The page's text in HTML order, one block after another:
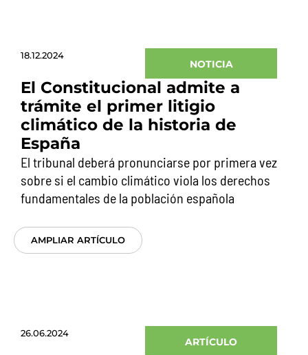
18.12.2024
NOTICIA
El Constitucional admite a
trámite el primer litigio
climático de la historia de
España
El tribunal deberá pronunciarse por primera vez
sobre si el cambio climático viola los derechos
fundamentales de la población española
AMPLIAR ARTÍCULO
26.06.2024
ARTÍCULO